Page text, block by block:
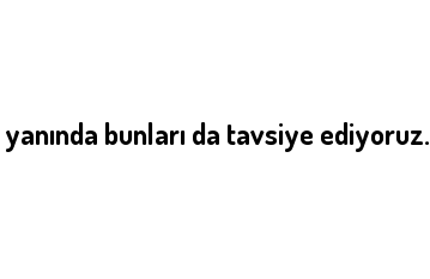
bunları da tavsiye ediyoruz.